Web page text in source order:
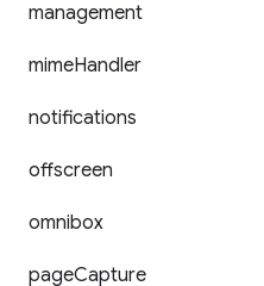
management
mimeHandler
notifications
offscreen
omnibox
pageCapture